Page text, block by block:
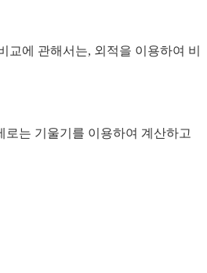
에 관해서는, 외적을 이용하여 비
는 기울기를 이용하여 계산하고